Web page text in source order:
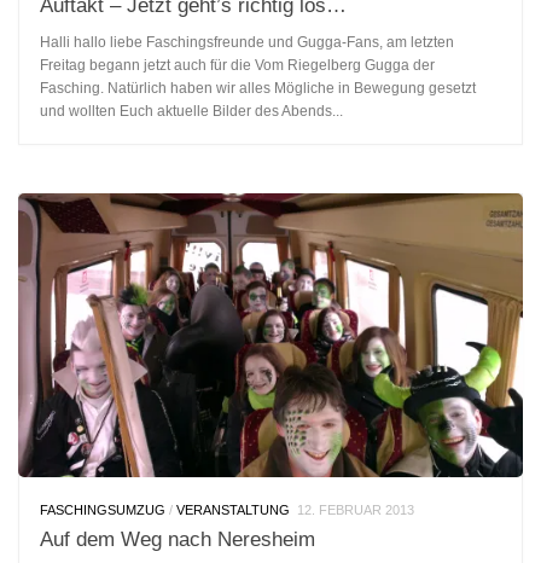
Auftakt – Jetzt geht’s richtig los…
Halli hallo liebe Faschingsfreunde und Gugga-Fans, am letzten
Freitag begann jetzt auch für die Vom Riegelberg Gugga der
Fasching. Natürlich haben wir alles Mögliche in Bewegung gesetzt
und wollten Euch aktuelle Bilder des Abends...
FASCHINGSUMZUG / VERANSTALTUNG 12. FEBRUAR 2013
Auf dem Weg nach Neresheim